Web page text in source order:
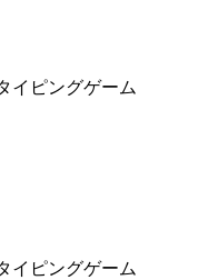
イピングゲーム
イピングゲーム